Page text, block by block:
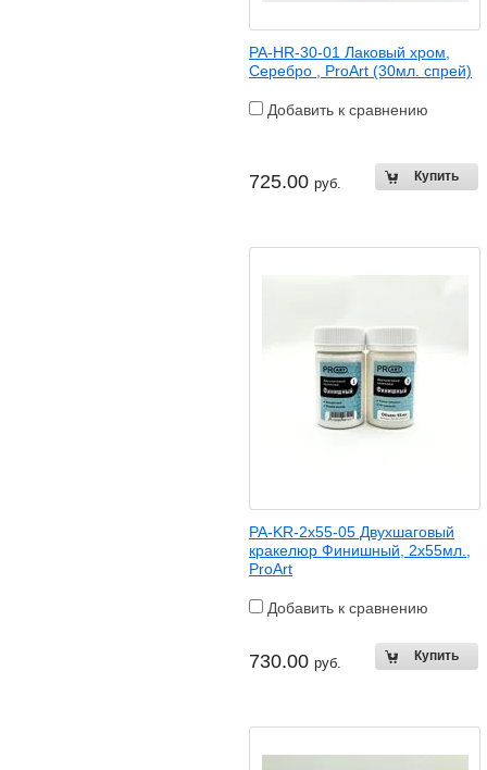
PA-HR-30-01 Лаковый хром,
Серебро , ProArt (30мл. спрей)
Добавить к сравнению
725.00 руб.
PA-KR-2x55-05 Двухшаговый
кракелюр Финишный, 2х55мл.,
ProArt
Добавить к сравнению
730.00 руб.